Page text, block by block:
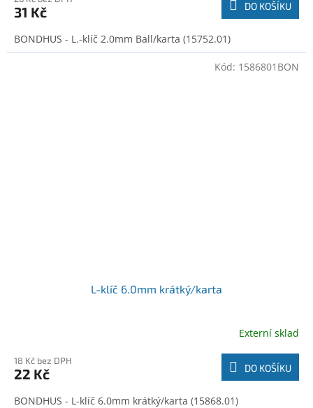
31 Kč DO KOŠÍKU
BONDHUS - L.-klíč 2.0mm Ball/karta (15752.01)
L-klíč 6.0mm krátký/karta
Externí sklad
18 Kč bez DPH
22 Kč DO KOŠÍKU
BONDHUS - L-klíč 6.0mm krátký/karta (15868.01)
Kód: 1586801BON